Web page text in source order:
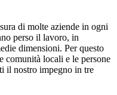
di molte aziende in ogni
perso il lavoro, in
dimensioni. Per questo
comunità locali e le persone
il nostro impegno in tre